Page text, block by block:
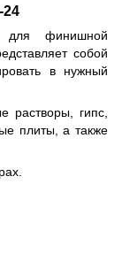
для финишной
собой
в нужный
растворы, гипс,
плиты, а также